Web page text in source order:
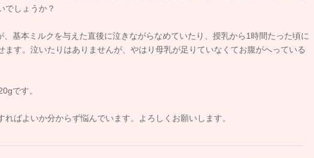
でしょうか？
、基本ミルクを与えた直後に泣きながらなめていたり、授乳から1時間たった頃に
ます。泣いたりはありませんが、やはり母乳が足りていなくてお腹がへっている
です。
ればよいか分からず悩んでいます。よろしくお願いします。